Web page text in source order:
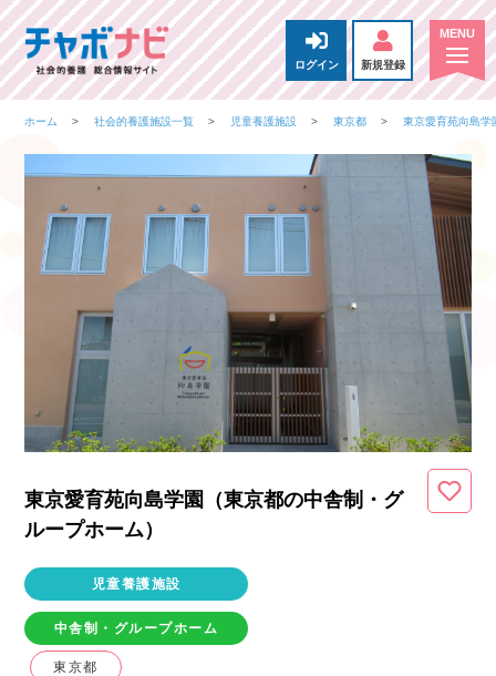
ログイン 新規登録
ホーム 社会的養護施設一覧 児童養護施設 東京都 東京愛育苑向島学
東京愛育苑向島学園（東京都の中舎制・グ
ループホーム）
児童養護施設
中舎制・グループホーム
東京都